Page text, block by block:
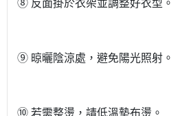
⑧ 反面掛於衣架並調整好衣型。
⑨ 晾曬陰涼處，避免陽光照射。
⑩ 若需整燙，請低溫墊布燙。